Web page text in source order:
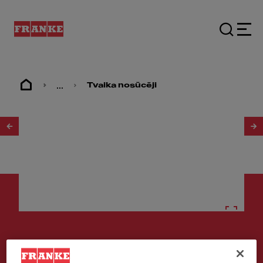
... Tvaika nosūcēji